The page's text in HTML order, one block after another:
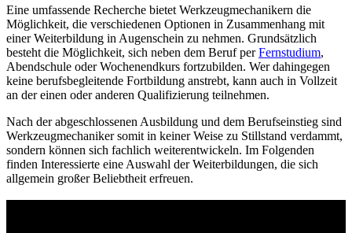
Eine umfassende Recherche bietet Werkzeugmechanikern die
Möglichkeit, die verschiedenen Optionen in Zusammenhang mit
einer Weiterbildung in Augenschein zu nehmen. Grundsätzlich
besteht die Möglichkeit, sich neben dem Beruf perFernstudium,
Abendschule oder Wochenendkurs fortzubilden. Wer dahingegen
keine berufsbegleitende Fortbildung anstrebt, kann auch in Vollzeit
an der einen oder anderen Qualifizierung teilnehmen.
Nach der abgeschlossenen Ausbildung und dem Berufseinstieg sind
Werkzeugmechaniker somit in keiner Weise zu Stillstand verdammt,
sondern können sich fachlich weiterentwickeln. Im Folgenden
finden Interessierte eine Auswahl der Weiterbildungen, die sich
allgemein großer Beliebtheit erfreuen.